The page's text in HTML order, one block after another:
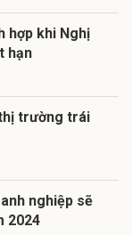
hợp khi Nghị
hạn
trường trái
nghiệp sẽ
2024